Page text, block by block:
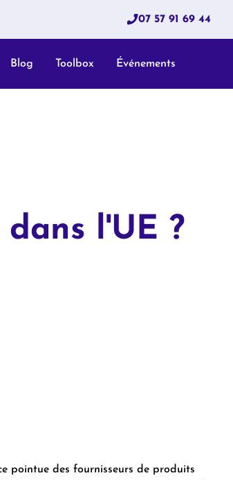
07 57 91 69 44
Blog Toolbox Événements
l'UE ?
pointue des fournisseurs de produits